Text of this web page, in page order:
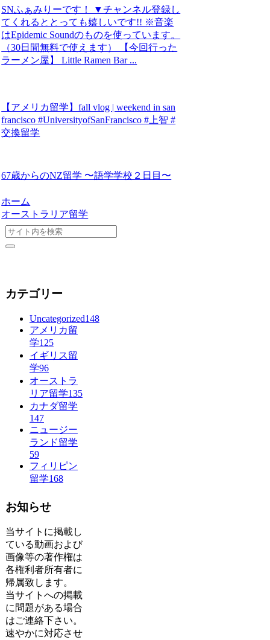
SNふぁみりーです！ ▼チャンネル登録し
てくれるととっても嬉しいです!! ※音楽
はEpidemic Soundのものを使っています。
（30日間無料で使えます） 【今回行った
ラーメン屋】 Little Ramen Bar ...
【アメリカ留学】fall vlog | weekend in san
francisco #UniversityofSanFrancisco #上智 #
交換留学
67歳からのNZ留学 〜語学学校２日目〜
ホーム
オーストラリア留学
カテゴリー
Uncategorized148
アメリカ留
学125
イギリス留
学96
オーストラ
リア留学135
カナダ留学
147
ニュージー
ランド留学
59
フィリピン
留学168
お知らせ
当サイトに掲載し
ている動画および
画像等の著作権は
各権利者所有者に
帰属致します。
当サイトへの掲載
に問題がある場合
はご連絡下さい。
速やかに対応させ